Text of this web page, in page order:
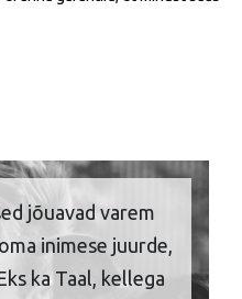
jõuavad varem
inimese juurde,
ka Taal, kellega